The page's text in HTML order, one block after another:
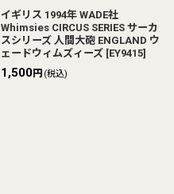
イギリス 1994年 WADE社
Whimsies CIRCUS SERIES サーカ
スシリーズ 人間大砲 ENGLAND ウ
ェードウィムズィーズ [EY9415]
1,500円 (税込)